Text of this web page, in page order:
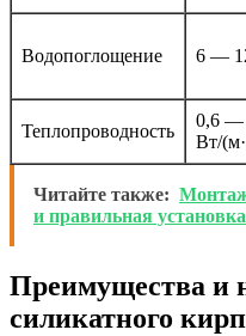
Водопоглощение 6 —
Теплопроводность
0,6 —
Вт/
Читайте также:
и правильная
Преимущества и
силикатного